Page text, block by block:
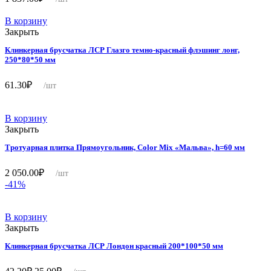
В корзину
Закрыть
Клинкерная брусчатка ЛСР Глазго темно-красный флэшинг лонг,
250*80*50 мм
61.30₽ /шт
В корзину
Закрыть
Тротуарная плитка Прямоугольник, Color Mix «Мальва», h=60 мм
2 050.00₽ /шт
-41%
В корзину
Закрыть
Клинкерная брусчатка ЛСР Лондон красный 200*100*50 мм